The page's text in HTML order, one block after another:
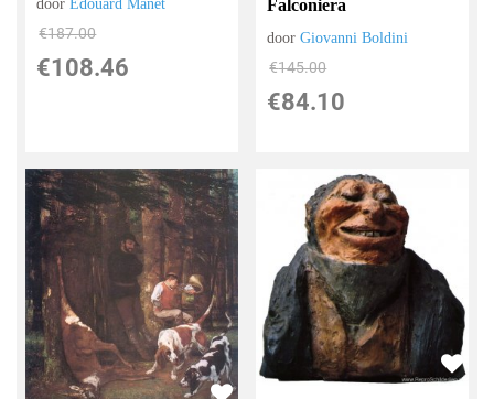
doorEdouard Manet
€187.00
€108.46
Falconiera
doorGiovanni Boldini
€145.00
€84.10